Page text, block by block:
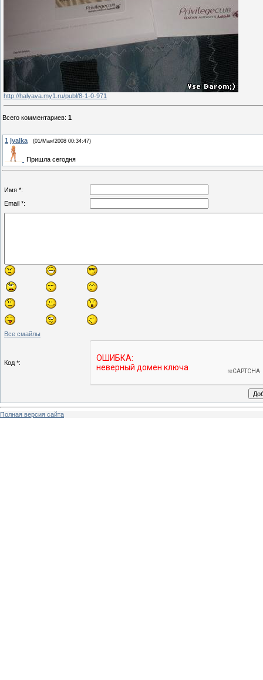
http://halyava.my1.ru/publ/8-1-0-971
Всего комментариев: 1
1 lyalka (01/Мая/2008 00:34:47)
Пришла сегодня
Имя *:
Email *:
Все смайлы
Код *:
Полная версия сайта